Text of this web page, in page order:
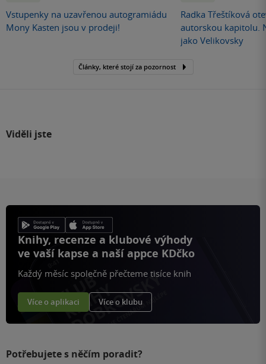
Vstupenky na uzavřenou autogramiádu
Mony Kasten jsou v prodeji!
Radka Třeštíková
autorskou kapitolu.
jako Velikovsky
Články, které stojí za pozornost
Viděli jste
Knihy, recenze a klubové výhody
ve vaší kapse a naší appce KDčko
Každý měsíc společně přečteme tisíce knih
Více o aplikaci Více o klubu
Potřebujete s něčím poradit?